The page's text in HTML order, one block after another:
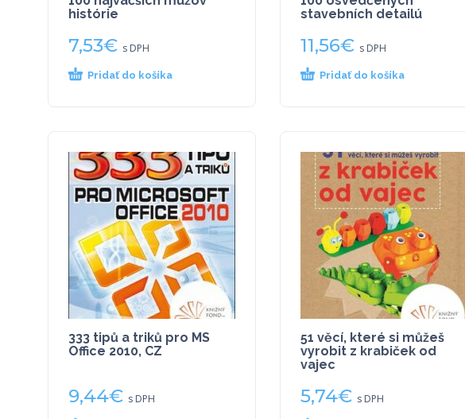
histórie
7,53€ s DPH
Pridať do košíka
stavebních detailú
11,56€ s DPH
Pridať do košíka
333 tipů a triků pro MS
Office 2010, CZ
9,44€ s DPH
51 věcí, které si můžeš
vyrobit z krabiček od
vajec
5,74€ s DPH